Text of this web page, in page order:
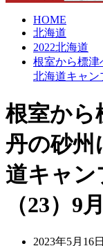
HOME
北海道
2022北海道
根室から標津
北海道キャン
根室から
丹の砂州
道キャン
（23）9
2023年5月16日